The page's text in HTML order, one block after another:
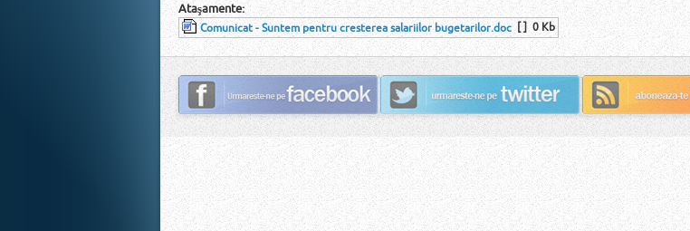
Ataşamente:
Comunicat - Suntem pentru cresterea salariilor bugetarilor.doc [ ] 0 Kb